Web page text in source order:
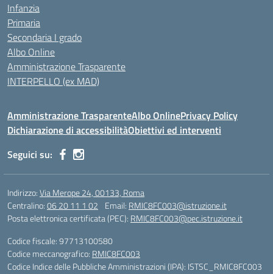
Infanzia
Primaria
Secondaria I grado
Albo Online
Amministrazione Trasparente
INTERPELLO (ex MAD)
Amministrazione TrasparenteAlbo OnlinePrivacy Policy
Dichiarazione di accessibilitàObiettivi ed interventi
Seguici su:
Indirizzo:Via Merope 24, 00133, Roma
Centralino:06 20 11 1 02 Email: RMIC8FC003@istruzione.it
Posta elettronica certificata (PEC): RMIC8FC003@pec.istruzione.it
Codice fiscale: 97713100580
Codice meccanografico: RMIC8FC003
Codice Indice delle Pubbliche Amministrazioni (IPA): ISTSC_RMIC8FC003